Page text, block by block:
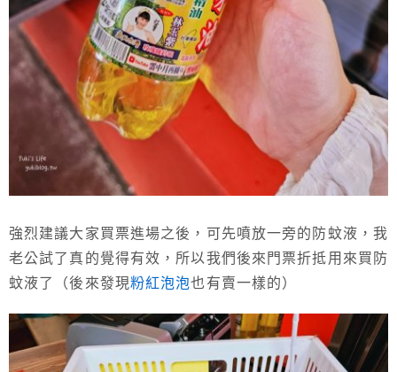
強烈建議大家買票進場之後，可先噴放一旁的防蚊液，我
老公試了真的覺得有效，所以我們後來門票折抵用來買防
蚊液了（後來發現粉紅泡泡也有賣一樣的）